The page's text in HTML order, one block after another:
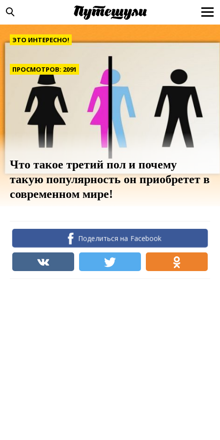
ЭТО ИНТЕРЕСНО!
ПРОСМОТРОВ: 2091
Что такое третий пол и почему
такую популярность он приобретет в
современном мире!
Поделиться на Facebook